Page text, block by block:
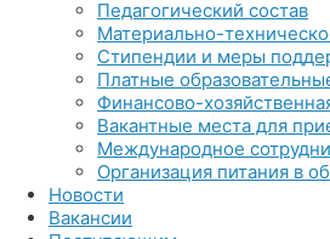
Педагогический состав
Материально-
Стипендии и меры
Платные
Финансово-
Вакантные места для
Международное
Организация питания в
Новости
Вакансии